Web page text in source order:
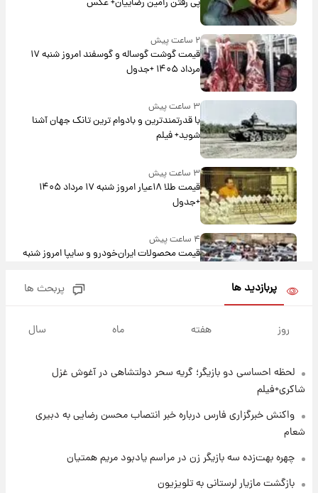
پی رفتن رامین رضاییان+ عکس
۲ ساعت پیش
قیمت گوشت گوساله و گوسفند امروز شنبه ۱۷
مرداد ۱۴۰۵ +جدول
۳ ساعت پیش
با قدرتمندترین و بادوام ترین تانک جهان آشنا
شوید+ فیلم
۳ ساعت پیش
قیمت طلا ۱۸عیار امروز شنبه ۱۷ مرداد ۱۴۰۵
+جدول
۴ ساعت پیش
قیمت محصولات ایران‌خودرو و سایپا امروز شنبه
شنبه ۱۷ مرداد ۱۴۰۵
۱۸ ساعت پیش
تصاویر کمتر دیده‌شده از شهیدان حاجی‌زاده و
باقری؛ فرماندهان شهید هوافضای ایران
پربازدید ها پربحث ها
روز هفته ماه سال
لحظه احساسی دو بازیگر؛ گریه سحر دولتشاهی در آغوش غزل
شاکری+فیلم
واکنش خبرگزاری فارس درباره خبر انتصاب محسن رضایی به دبیری
شعام
چهره بهت‌زده سه بازیگر زن در مراسم یادبود مریم همتیان
بازگشت مازیار لرستانی به تلویزیون